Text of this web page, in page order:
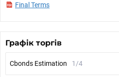
Final Terms
Графік торгів
Cbonds Estimation 1/4